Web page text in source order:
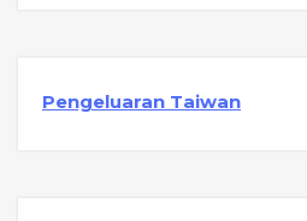
Pengeluaran Taiwan